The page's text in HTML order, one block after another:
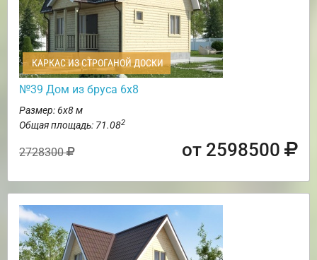
КАРКАС ИЗ СТРОГАНОЙ ДОСКИ
№39 Дом из бруса 6х8
Размер: 6х8 м
Общая площадь: 71.082
2728300 от 2598500